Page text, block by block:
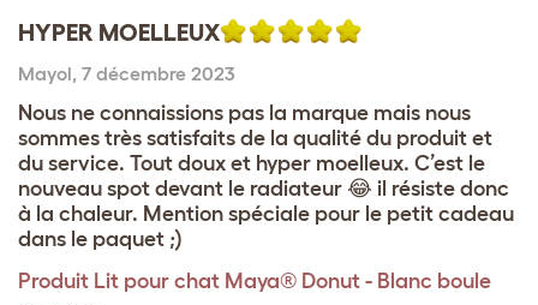
HYPER MOELLEUX
Mayol, 7 décembre 2023
Nous ne connaissions pas la marque mais nous
sommes très satisfaits de la qualité du produit et
du service. Tout doux et hyper moelleux. C’est le
nouveau spot devant le radiateur 😂 il résiste donc
à la chaleur. Mention spéciale pour le petit cadeau
dans le paquet ;)
Produit Lit pour chat Maya® Donut - Blanc boule